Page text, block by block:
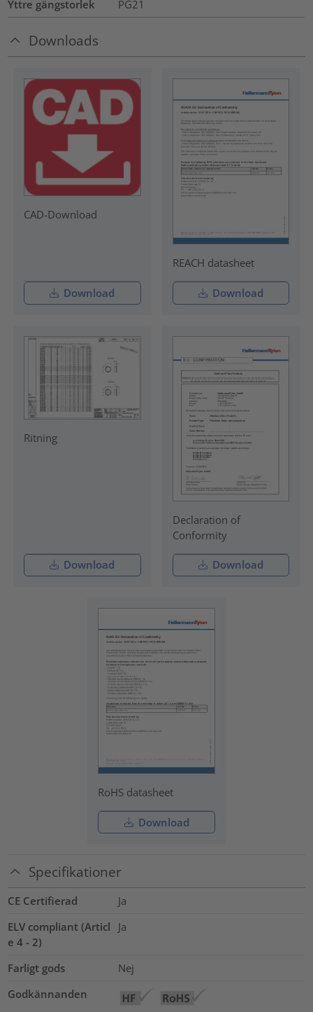
Yttre gängstorlek
PG21
Downloads
CAD-Download
Download
REACH datasheet
Download
Ritning
Download
Declaration of
Conformity
Download
RoHS datasheet
Download
Specifikationer
CE Certifierad
Ja
ELV compliant (Articl
e 4 - 2)
Ja
Farligt gods
Nej
Godkännanden